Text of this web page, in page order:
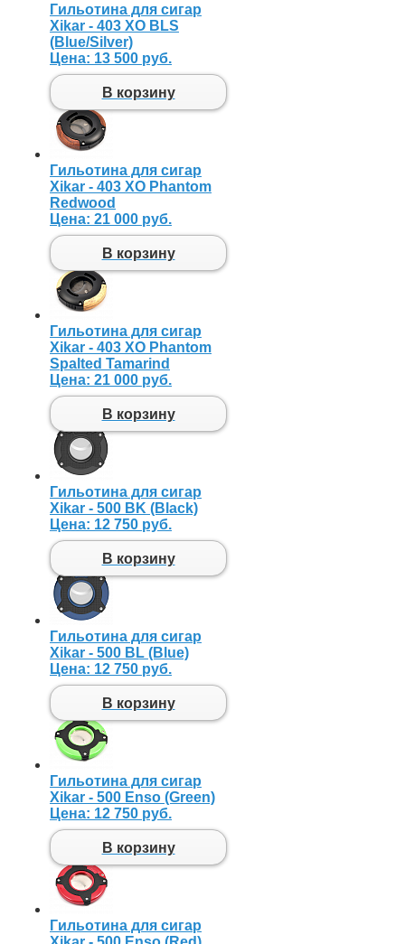
Гильотина для сигар
Xikar - 403 XO BLS
(Blue/Silver)
Цена: 13 500 руб.
В корзину
Гильотина для сигар
Xikar - 403 XO Phantom
Redwood
Цена: 21 000 руб.
В корзину
Гильотина для сигар
Xikar - 403 XO Phantom
Spalted Tamarind
Цена: 21 000 руб.
В корзину
Гильотина для сигар
Xikar - 500 BK (Black)
Цена: 12 750 руб.
В корзину
Гильотина для сигар
Xikar - 500 BL (Blue)
Цена: 12 750 руб.
В корзину
Гильотина для сигар
Xikar - 500 Enso (Green)
Цена: 12 750 руб.
В корзину
Гильотина для сигар